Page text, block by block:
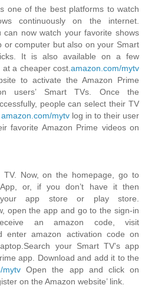
one of the best platforms to watch
continuously on the internet.
can now watch your favorite shows
or computer but also on your Smart
It is also available on a few
a cheaper cost.amazon.com/mytv
to activate the Amazon Prime
users’ Smart TVs. Once the
people can select their TV
amazon.com/mytv log in to their user
favorite Amazon Prime videos on
TV. Now, on the homepage, go to
or, if you don’t have it then
app store or play store.
open the app and go to the sign-in
an amazon code, visit
enter amazon activation code on
your Smart TV’s app
app. Download and add it to the
mytv Open the app and click on
on the Amazon website’ link.